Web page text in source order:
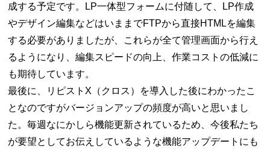
成する予定です。LP一体型フォームに付随して、LP作成
やデザイン編集などはいままでFTPから直接HTMLを編集
する必要がありましたが、これらが全て管理画面から行え
るようになり、編集スピードの向上、作業コストの低減に
も期待しています。
最後に、リピストX（クロス）を導入した後にわかったこ
となのですがバージョンアップの頻度が高いと思いまし
た。毎週なにかしら機能更新されているため、今後私たち
が要望としてお伝えしているような機能アップデートにも